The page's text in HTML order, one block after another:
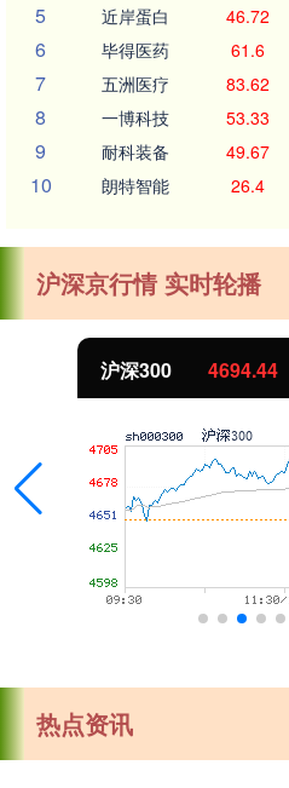
5 近岸蛋白 46.72
6 毕得医药 61.6
7 五洲医疗 83.62
8 一博科技 53.33
9 耐科装备 49.67
10 朗特智能 26.4
沪深京行情 实时轮播
沪深300 4694.44
热点资讯